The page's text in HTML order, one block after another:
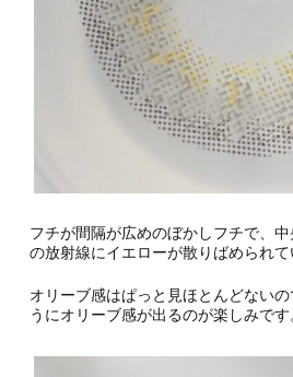
フチが間隔が広めのぼかしフチで、
の放射線にイエローが散りばめられて
オリーブ感はぱっと見ほとんどない
うにオリーブ感が出るのが楽しみです